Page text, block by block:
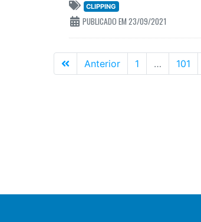
CLIPPING
PUBLICADO EM 23/09/2021
Primeira
Anterior 1 … 101